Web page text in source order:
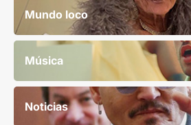
Mundo loco
Música
Noticias